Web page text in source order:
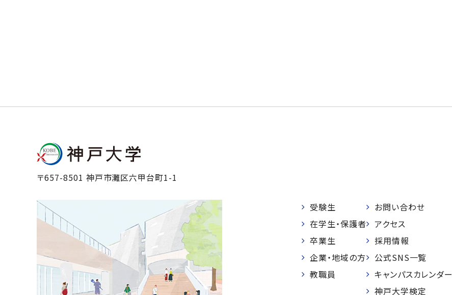
〒657-8501 神戸市灘区六甲台町1-1
受験生
在学生・保護者
卒業生
企業・地域の方
教職員
お問い合わせ
アクセス
採用情報
公式SNS一覧
キャンパスカレンダー
神戸大学検定